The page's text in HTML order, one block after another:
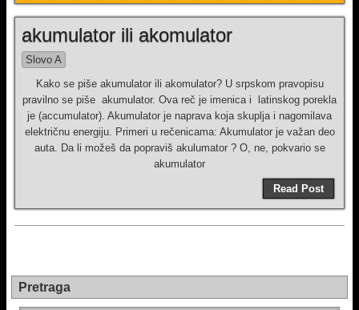
akumulator ili akomulator
Slovo A
Kako se piše akumulator ili akomulator? U srpskom pravopisu
pravilno se piše akumulator. Ova reč je imenica i latinskog porekla
je (accumulator). Akumulator je naprava koja skuplja i nagomilava
električnu energiju. Primeri u rečenicama: Akumulator je važan deo
auta. Da li možeš da popraviš akulumator ? O, ne, pokvario se
akumulator
Read Post
Pretraga